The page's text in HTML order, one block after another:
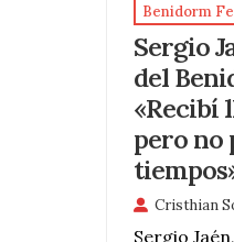
Benidorm
Sergio
del
«Recibí
pero no
Cristhian
Sergio